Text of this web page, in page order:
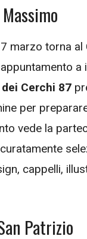
marzo torna
dei Cerchi 87
per
vede la
cappelli,
Patrizio